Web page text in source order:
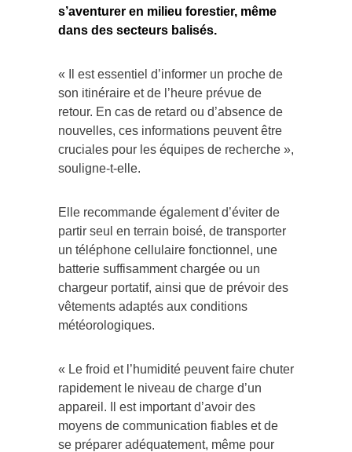
s’aventurer en milieu forestier, même
dans des secteurs balisés.
« Il est essentiel d’informer un proche de
son itinéraire et de l’heure prévue de
retour. En cas de retard ou d’absence de
nouvelles, ces informations peuvent être
cruciales pour les équipes de recherche »,
souligne-t-elle.
Elle recommande également d’éviter de
partir seul en terrain boisé, de transporter
un téléphone cellulaire fonctionnel, une
batterie suffisamment chargée ou un
chargeur portatif, ainsi que de prévoir des
vêtements adaptés aux conditions
météorologiques.
« Le froid et l’humidité peuvent faire chuter
rapidement le niveau de charge d’un
appareil. Il est important d’avoir des
moyens de communication fiables et de
se préparer adéquatement, même pour